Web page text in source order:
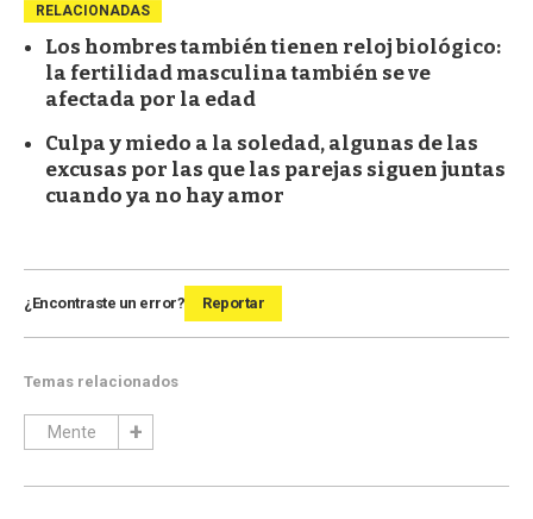
RELACIONADAS
Los hombres también tienen reloj biológico:
la fertilidad masculina también se ve
afectada por la edad
Culpa y miedo a la soledad, algunas de las
excusas por las que las parejas siguen juntas
cuando ya no hay amor
¿Encontraste un error? Reportar
Temas relacionados
Mente